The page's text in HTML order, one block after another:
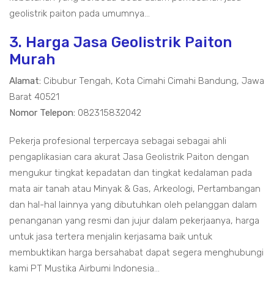
geolistrik paiton pada umumnya...
3. Harga Jasa Geolistrik Paiton
Murah
Alamat: Cibubur Tengah, Kota Cimahi Cimahi Bandung, Jawa
Barat 40521
Nomor Telepon: 082315832042
Pekerja profesional terpercaya sebagai sebagai ahli
pengaplikasian cara akurat Jasa Geolistrik Paiton dengan
mengukur tingkat kepadatan dan tingkat kedalaman pada
mata air tanah atau Minyak & Gas, Arkeologi, Pertambangan
dan hal-hal lainnya yang dibutuhkan oleh pelanggan dalam
penanganan yang resmi dan jujur dalam pekerjaanya, harga
untuk jasa tertera menjalin kerjasama baik untuk
membuktikan harga bersahabat dapat segera menghubungi
kami PT Mustika Airbumi Indonesia...